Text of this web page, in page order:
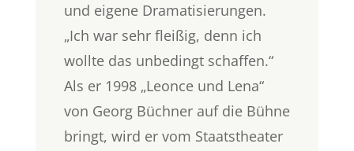
und eigene Dramatisierungen.
„Ich war sehr fleißig, denn ich
wollte das unbedingt schaffen.“
Als er 1998 „Leonce und Lena“
von Georg Büchner auf die Bühne
bringt, wird er vom Staatstheater